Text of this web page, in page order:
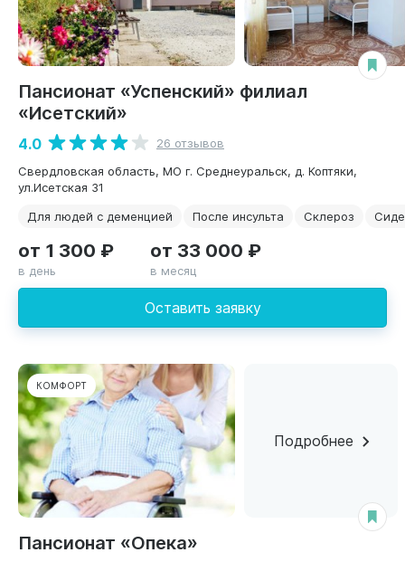
Пансионат «Успенский» филиал
«Исетский»
4.0
26 отзывов
Свердловская область, МО г. Среднеуральск, д. Коптяки,
ул.Исетская 31
Для людей с деменцией
После инсульта Склероз
Оставить заявку
от 1 300 ₽
в день
от 33 000 ₽
в месяц
КОМФОРТ
Подробнее
Пансионат «Опека»